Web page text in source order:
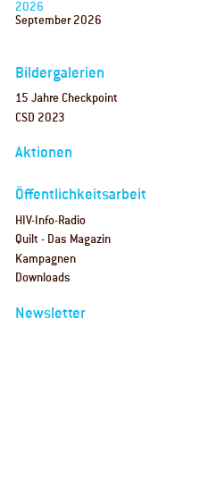
2026
September 2026
Bildergalerien
15 Jahre Checkpoint
CSD 2023
Aktionen
Öffentlichkeitsarbeit
HIV-Info-Radio
Quilt - Das Magazin
Kampagnen
Downloads
Newsletter